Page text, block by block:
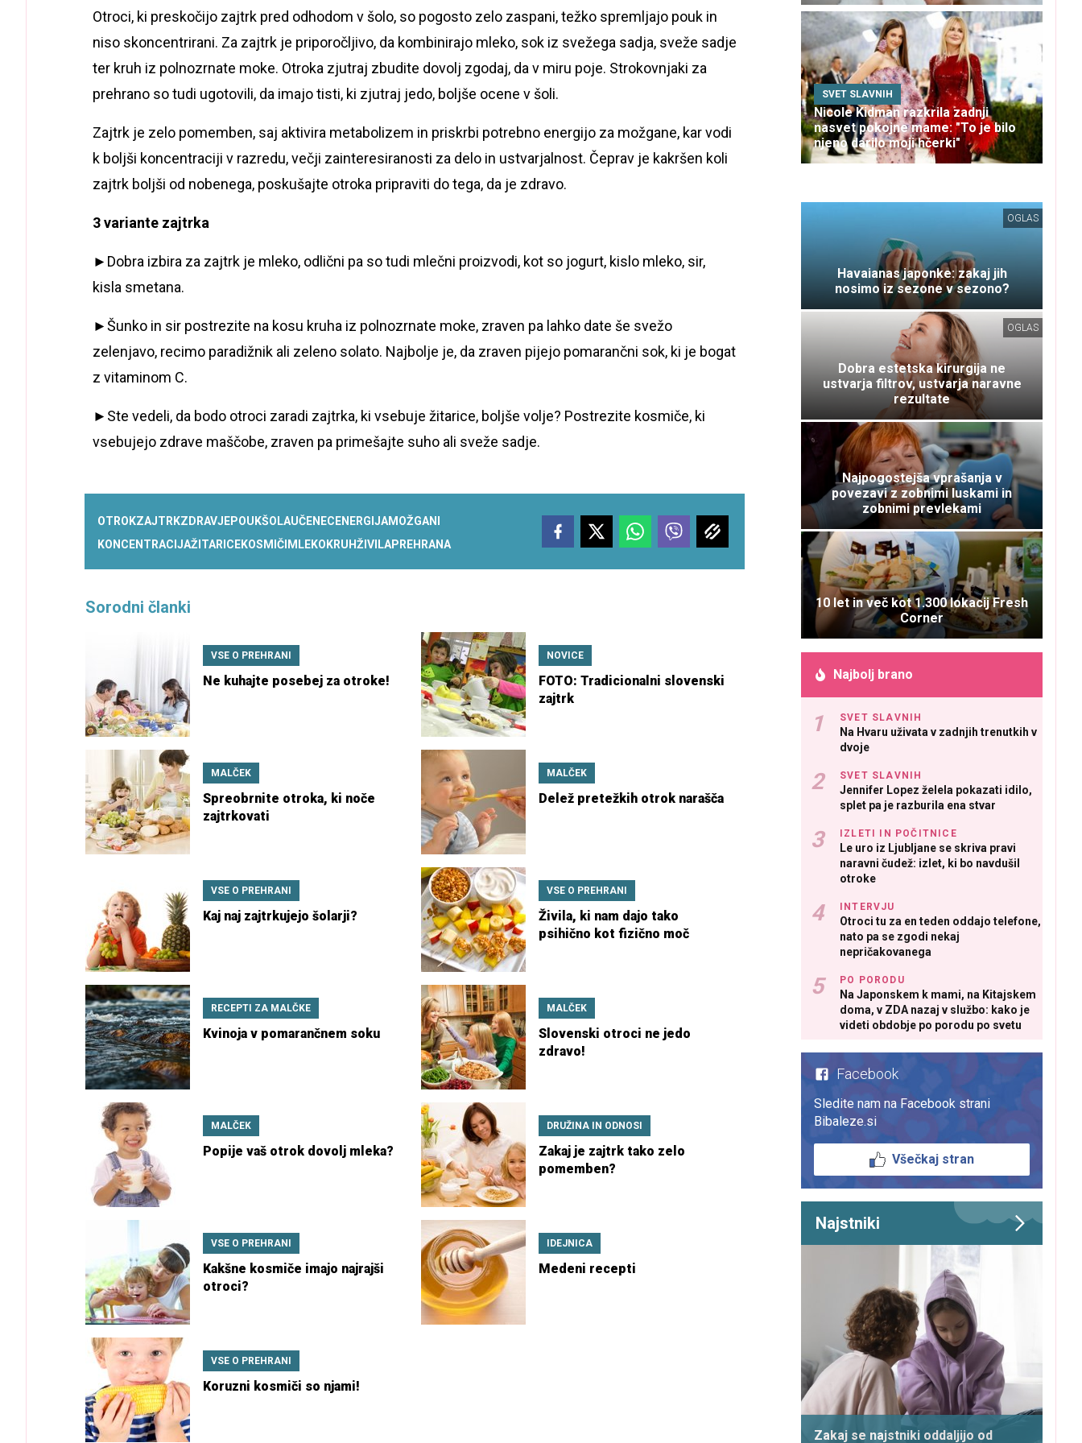
Otroci, ki preskočijo zajtrk pred odhodom v šolo, so pogosto zelo zaspani, težko spremljajo pouk in
niso skoncentrirani. Za zajtrk je priporočljivo, da kombinirajo mleko, sok iz svežega sadja, sveže sadje
ter kruh iz polnozrnate moke. Otroka zjutraj zbudite dovolj zgodaj, da v miru poje. Strokovnjaki za
prehrano so tudi ugotovili, da imajo tisti, ki zjutraj jedo, boljše ocene v šoli.
Zajtrk je zelo pomemben, saj aktivira metabolizem in priskrbi potrebno energijo za možgane, kar vodi
k boljši koncentraciji v razredu, večji zainteresiranosti za delo in ustvarjalnost. Čeprav je kakršen koli
zajtrk boljši od nobenega, poskušajte otroka pripraviti do tega, da je zdravo.
3 variante zajtrka
►Dobra izbira za zajtrk je mleko, odlični pa so tudi mlečni proizvodi, kot so jogurt, kislo mleko, sir,
kisla smetana.
►Šunko in sir postrezite na kosu kruha iz polnozrnate moke, zraven pa lahko date še svežo
zelenjavo, recimo paradižnik ali zeleno solato. Najbolje je, da zraven pijejo pomarančni sok, ki je bogat
z vitaminom C.
►Ste vedeli, da bodo otroci zaradi zajtrka, ki vsebuje žitarice, boljše volje? Postrezite kosmiče, ki
vsebujejo zdrave maščobe, zraven pa primešajte suho ali sveže sadje.
OTROKZAJTRKZDRAVJEPOUKŠOLAUČENEC ENERGIJAMOŽGANI
KONCENTRACIJAŽITARICEKOSMIČI MLEKO KRUHŽIVILAPREHRANA
Sorodni članki
VSE O PREHRANI
Ne kuhajte posebej za otroke!
NOVICE
FOTO: Tradicionalni slovenski
zajtrk
MALČEK
Spreobrnite otroka, ki noče
zajtrkovati
MALČEK
Delež pretežkih otrok narašča
VSE O PREHRANI
Kaj naj zajtrkujejo šolarji?
VSE O PREHRANI
Živila, ki nam dajo tako
psihično kot fizično moč
RECEPTI ZA MALČKE
Kvinoja v pomarančnem soku
MALČEK
Slovenski otroci ne jedo
zdravo!
MALČEK
Popije vaš otrok dovolj mleka?
DRUŽINA IN ODNOSI
Zakaj je zajtrk tako zelo
pomemben?
VSE O PREHRANI
Kakšne kosmiče imajo najrajši
otroci?
IDEJNICA
Medeni recepti
VSE O PREHRANI
Koruzni kosmiči so njami!
SVET SLAVNIH
Nicole Kidman razkrila zadnji
nasvet pokojne mame: "To je bilo
njeno darilo moji hčerki"
OGLAS
Havaianas japonke: zakaj jih
nosimo iz sezone v sezono?
OGLAS
Dobra estetska kirurgija ne
ustvarja filtrov, ustvarja naravne
rezultate
Najpogostejša vprašanja v
povezavi z zobnimi luskami in
zobnimi prevlekami
10 let in več kot 1.300 lokacij Fresh
Corner
Najbolj brano
SVET SLAVNIH
Na Hvaru uživata v zadnjih trenutkih v
dvoje
SVET SLAVNIH
Jennifer Lopez želela pokazati idilo,
splet pa je razburila ena stvar
IZLETI IN POČITNICE
Le uro iz Ljubljane se skriva pravi
naravni čudež: izlet, ki bo navdušil
otroke
INTERVJU
Otroci tu za en teden oddajo telefone,
nato pa se zgodi nekaj
nepričakovanega
PO PORODU
Na Japonskem k mami, na Kitajskem
doma, v ZDA nazaj v službo: kako je
videti obdobje po porodu po svetu
Facebook
Sledite nam na Facebook strani
Bibaleze.si
Všečkaj stran
Najstniki
Zakaj se najstniki oddaljijo od